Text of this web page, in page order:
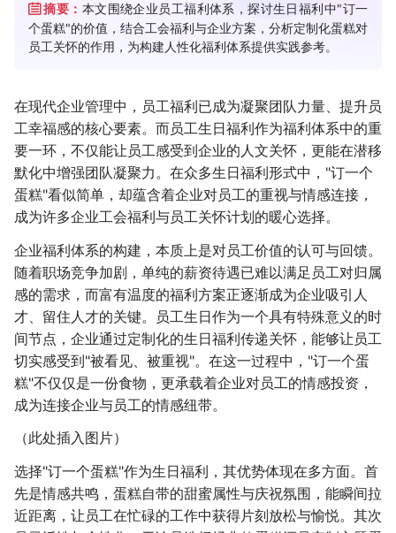
摘要： 本文围绕企业员工福利体系，探讨生日福利中"订一
个蛋糕"的价值，结合工会福利与企业方案，分析定制化蛋糕对
员工关怀的作用，为构建人性化福利体系提供实践参考。
在现代企业管理中，员工福利已成为凝聚团队力量、提升员
工幸福感的核心要素。而员工生日福利作为福利体系中的重
要一环，不仅能让员工感受到企业的人文关怀，更能在潜移
默化中增强团队凝聚力。在众多生日福利形式中，"订一个
蛋糕"看似简单，却蕴含着企业对员工的重视与情感连接，
成为许多企业工会福利与员工关怀计划的暖心选择。
企业福利体系的构建，本质上是对员工价值的认可与回馈。
随着职场竞争加剧，单纯的薪资待遇已难以满足员工对归属
感的需求，而富有温度的福利方案正逐渐成为企业吸引人
才、留住人才的关键。员工生日作为一个具有特殊意义的时
间节点，企业通过定制化的生日福利传递关怀，能够让员工
切实感受到"被看见、被重视"。在这一过程中，"订一个蛋
糕"不仅仅是一份食物，更承载着企业对员工的情感投资，
成为连接企业与员工的情感纽带。
（此处插入图片）
选择"订一个蛋糕"作为生日福利，其优势体现在多方面。首
先是情感共鸣，蛋糕自带的甜蜜属性与庆祝氛围，能瞬间拉
近距离，让员工在忙碌的工作中获得片刻放松与愉悦。其次